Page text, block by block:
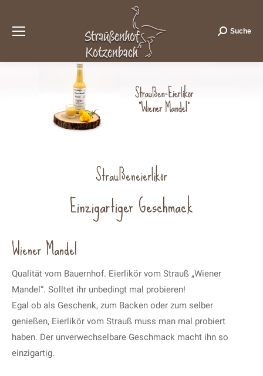
Search:
Suche
Straußeneierlikör
Einzigartiger Geschmack
Wiener Mandel
Qualität vom Bauernhof. Eierlikör vom Strauß „Wiener
Mandel“. Solltet ihr unbedingt mal probieren!
Egal ob als Geschenk, zum Backen oder zum selber
genießen, Eierlikör vom Strauß muss man mal probiert
haben. Der unverwechselbare Geschmack macht ihn so
einzigartig.